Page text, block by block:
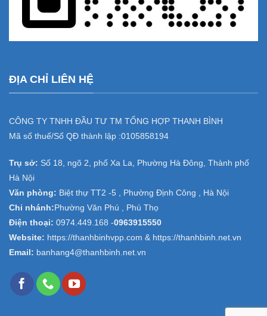
ĐỊA CHỈ LIÊN HỆ
CÔNG TY TNHH ĐẦU TƯ TM TỔNG HỢP THANH BÌNH
Mã số thuế/Số QĐ thành lập :0105858194
Trụ sở: Số 18, ngõ 2, phố Xa La, Phường Hà Đông, Thành phố
Hà Nội
Văn phòng: Biệt thự TT2 -5 , Phường Định Công , Hà Nội
Chi nhánh: Phường Văn Phú , Phú Thọ
Điện thoại: 0974.449.168 -0963915550
Website: https://thanhbinhvpp.com & https://thanhbinh.net.vn
Email: banhang4@thanhbinh.net.vn